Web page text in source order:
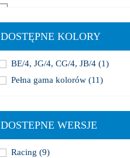
Pomarańczowy fluo
Pomarańczowy(11)
Niebieski(16)
Zielony (11)
DOSTĘPNE KOLORY
BE/4, JG/4, CG/4, JB/4 (1)
Pełna gama kolorów (11)
DOSTEPNE WERSJE
Racing (9)